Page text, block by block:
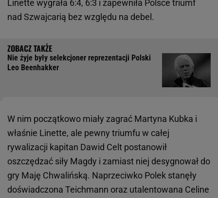
Linette wygrała 6:4, 6:3 i zapewniła Polsce triumf
nad Szwajcarią bez względu na debel.
Nie żyje były selekcjoner reprezentacji Polski
Leo Beenhakker
W nim początkowo miały zagrać Martyna Kubka i
właśnie Linette, ale pewny triumfu w całej
rywalizacji kapitan Dawid Celt postanowił
oszczędzać siły Magdy i zamiast niej desygnował do
gry Maję Chwalińską. Naprzeciwko Polek stanęły
doświadczona Teichmann oraz utalentowana Celine